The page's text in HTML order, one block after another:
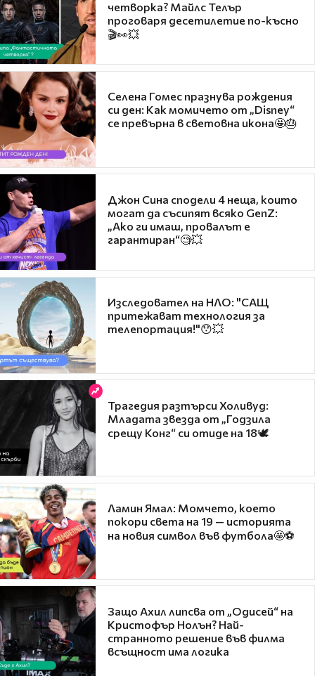
четворка? Майлс Телър
проговаря десетилетие по-късно
🎬👀💥
Селена Гомес празнува рождения
си ден: Как момичето от „Disney“
се превърна в световна икона🤩🎂
Джон Сина сподели 4 неща, които
могат да съсипят всяко GenZ:
„Ако ги имаш, провалът е
гарантиран“🧐💥
Изследовател на НЛО: "САЩ
притежават технология за
телепортация!"😯💥
Трагедия разтърси Холивуд:
Младата звезда от „Годзила
срещу Конг“ си отиде на 18🕊️
Ламин Ямал: Момчето, което
покори света на 19 — историята
на новия символ във футбола🤩⚽
Защо Ахил липсва от „Одисей“ на
Кристофър Нолън? Най-
странното решение във филма
всъщност има логика